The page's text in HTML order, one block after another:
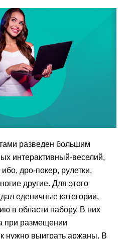
разведен большим
интерактивный-веселий,
дро-покер, рулетки,
другие. Для этого
еденичные категории,
в области набору. В них
при размещении
нужно выиграть аржаны. В